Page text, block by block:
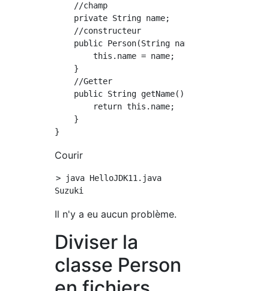
    //champ
    private String name;
    //constructeur
    public Person(String name) {
        this.name = name;
    }
    //Getter
    public String getName() {
        return this.name;
    }
Courir
> java HelloJDK11.java
Il n'y a eu aucun problème.
Diviser la
classe Person